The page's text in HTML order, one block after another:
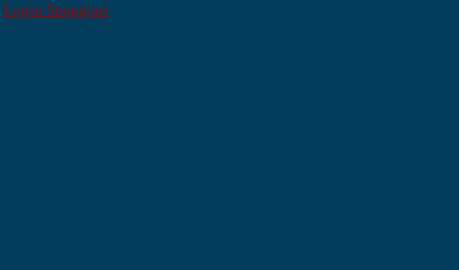
Login Spaggiari